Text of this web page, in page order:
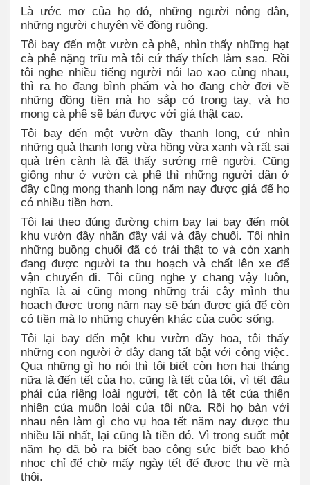
Là ước mơ của họ đó, những người nông dân,
những người chuyên về đồng ruộng.
Tôi bay đến một vườn cà phê, nhìn thấy những hạt
cà phê nặng trĩu mà tôi cứ thấy thích làm sao. Rồi
tôi nghe nhiều tiếng người nói lao xao cùng nhau,
thì ra họ đang bình phẩm và họ đang chờ đợi về
những đồng tiền mà họ sắp có trong tay, và họ
mong cà phê sẽ bán được với giá thật cao.
Tôi bay đến một vườn đầy thanh long, cứ nhìn
những quả thanh long vừa hồng vừa xanh và rất sai
quả trên cành là đã thấy sướng mê người. Cũng
giống như ở vườn cà phê thì những người dân ở
đây cũng mong thanh long năm nay được giá để họ
có nhiều tiền hơn.
Tôi lại theo đúng đường chim bay lại bay đến một
khu vườn đầy nhãn đầy vải và đầy chuối. Tôi nhìn
những buồng chuối đã có trái thật to và còn xanh
đang được người ta thu hoạch và chất lên xe để
vận chuyển đi. Tôi cũng nghe y chang vậy luôn,
nghĩa là ai cũng mong những trái cây mình thu
hoạch được trong năm nay sẽ bán được giá để còn
có tiền mà lo những chuyện khác của cuộc sống.
Tôi lại bay đến một khu vườn đầy hoa, tôi thấy
những con người ở đây đang tất bật với công việc.
Qua những gì họ nói thì tôi biết còn hơn hai tháng
nữa là đến tết của họ, cũng là tết của tôi, vì tết đâu
phải của riêng loài người, tết còn là tết của thiên
nhiên của muôn loài của tôi nữa. Rồi họ bàn với
nhau nên làm gì cho vụ hoa tết năm nay được thu
nhiều lãi nhất, lại cũng là tiền đó. Vì trong suốt một
năm họ đã bỏ ra biết bao công sức biết bao khó
nhọc chỉ để chờ mấy ngày tết để được thu về mà
thôi.